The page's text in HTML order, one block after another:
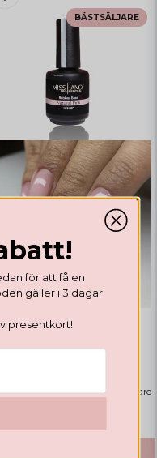
Bästsäljare
BÄSTSÄLJARE
för att få en
gäller i 3 dagar.
presentkort!